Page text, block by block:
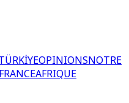
OPINIONSNOTRE
FRANCEAFRIQUE